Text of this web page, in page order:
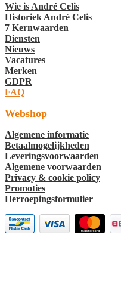
Wie is André Celis
Historiek André Celis
7 Kernwaarden
Diensten
Nieuws
Vacatures
Merken
GDPR
FAQ
Webshop
Algemene informatie
Betaalmogelijkheden
Leveringsvoorwaarden
Algemene voorwaarden
Privacy & cookie policy
Promoties
Herroepingsformulier